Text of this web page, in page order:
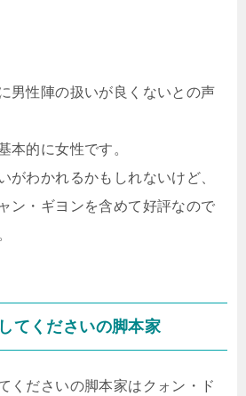
男性陣の扱いが良くないとの声
本的に女性です。
がわかれるかもしれないけど、
ン・ギヨンを含めて好評なので
てくださいの脚本家
くださいの脚本家はクォン・ド